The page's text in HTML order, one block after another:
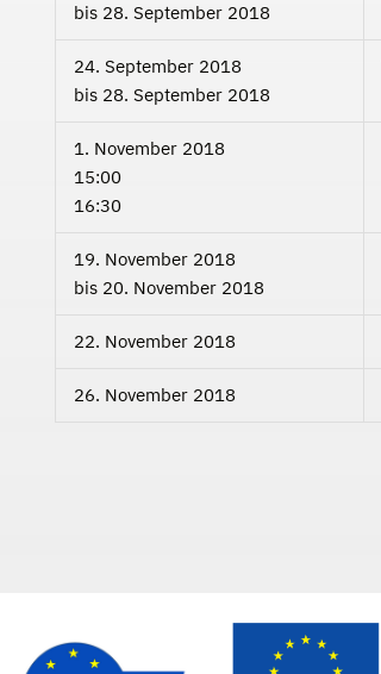
bis 28. September 2018
24. September 2018
bis 28. September 2018
1. November 2018
15:00
16:30
19. November 2018
bis 20. November 2018
22. November 2018
26. November 2018